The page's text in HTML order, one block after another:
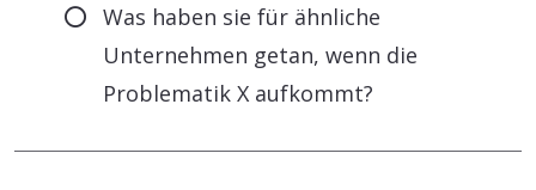
Was haben sie für ähnliche
Unternehmen getan, wenn die
Problematik X aufkommt?